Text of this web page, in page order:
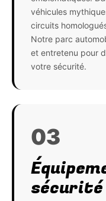
véhicules
circuits
Notre parc
et entretenu pour
votre sécurité.
03
sécurité